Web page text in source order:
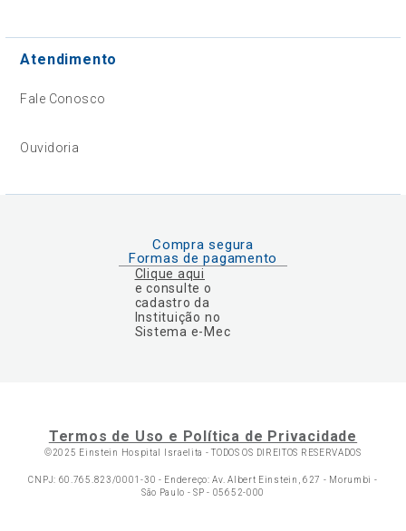
Atendimento
Fale Conosco
Ouvidoria
Compra segura
Formas de pagamento
Clique aqui
e consulte o
cadastro da
Instituição no
Sistema e-Mec
Termos de Uso e Política de Privacidade
©2025 Einstein Hospital Israelita -TODOS OS DIREITOS RESERVADOS
CNPJ: 60.765.823/0001-30 - Endereço: Av. Albert Einstein, 627 - Morumbi -
São Paulo - SP - 05652-000